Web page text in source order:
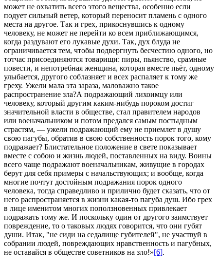
может не охватить всего этого вещества, особенно если
подует сильный ветер, который переносит пламень с одного
места на другое. Так и грех, прикоснувшись к одному
человеку, не может не перейти ко всем приближающимся,
когда раздувают его лукавые духи. Так, дух блуда не
ограничивается тем, чтобы подвергнуть бесчестию одного, но
тотчас присоединяются товарищи: пиры, пьянство, срамные
повести, и непотребная женщина, которая вместе пьёт, одному
улыбается, другого соблазняет и всех распаляет к тому же
греху. Ужели мала эта зараза, маловажно такое
распространение зла?А подражающий лихоимцу или
человеку, который другим каким-нибудь пороком достиг
значительной власти в обществе, стал правителем народов
или военачальником и потом предался самым постыдным
страстям, — ужели подражающий ему не приемлет в душу
свою пагубы, обратив в свою собственность порок того, кому
подражает? Блистательное положение в свете показывает
вместе с собою и жизнь людей, поставленных на виду. Воины
всего чаще подражают военачальникам, живущие в городах
берут для себя примеры с начальствующих; и вообще, когда
многие почтут достойным подражания порок одного
человека, тогда справедливо и прилично будет сказать, что от
него распространяется в жизни какая-то пагуба душ. Ибо грех
в лице именитом многих поползновенных привлекает
подражать тому же. И поскольку один от другого заимствует
повреждение, то о таковых людях говорится, что они губят
души. Итак, "не сиди на седалище губителей", не участвуй в
собрании людей, повреждающих нравственность и пагубных,
не оставайся в обществе советников на зло!»[6].